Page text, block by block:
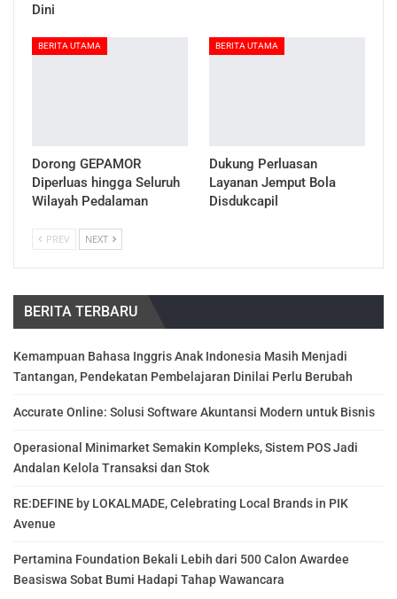
Dini
BERITA UTAMA
Dorong GEPAMOR
Diperluas hingga Seluruh
Wilayah Pedalaman
BERITA UTAMA
Dukung Perluasan
Layanan Jemput Bola
Disdukcapil
PREV NEXT
BERITA TERBARU
Kemampuan Bahasa Inggris Anak Indonesia Masih Menjadi
Tantangan, Pendekatan Pembelajaran Dinilai Perlu Berubah
Accurate Online: Solusi Software Akuntansi Modern untuk Bisnis
Operasional Minimarket Semakin Kompleks, Sistem POS Jadi
Andalan Kelola Transaksi dan Stok
RE:DEFINE by LOKALMADE, Celebrating Local Brands in PIK
Avenue
Pertamina Foundation Bekali Lebih dari 500 Calon Awardee
Beasiswa Sobat Bumi Hadapi Tahap Wawancara